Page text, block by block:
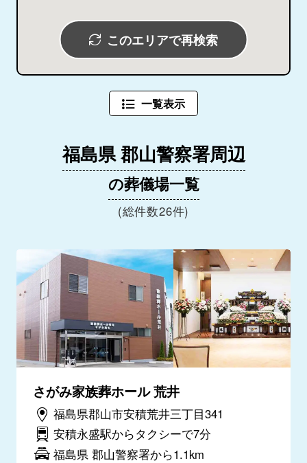
このエリアで再検索
一覧表示
福島県 郡山警察署周辺
の葬儀場一覧
(総件数26件)
さがみ家族葬ホール 荒井
福島県郡山市安積荒井三丁目341
安積永盛駅からタクシーで7分
福島県 郡山警察署から1.1km